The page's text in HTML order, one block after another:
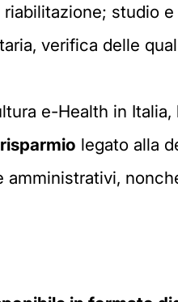
studio
verifica delle
e-Health in
legato alla